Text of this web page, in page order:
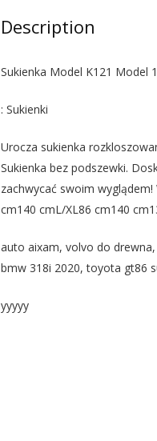
Description
Sukienka Model K121 Model 1
: Sukienki
Urocza sukienka
Sukienka bez podszewki.
zachwycać swoim
cm140 cmL/XL86 cm140
auto aixam, volvo do
bmw 318i 2020, toyota gt86
yyyyy